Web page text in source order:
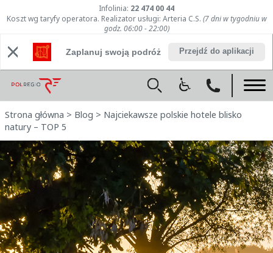
Infolinia: 22 474 00 44
Koszt wg taryfy operatora. Realizator usługi: Arteria C.S. (7 dni w tygodniu w
godz. 06:00 - 22:00)
Zaplanuj swoją podróż Przejdź do aplikacji
Strona główna > Blog > Najciekawsze polskie hotele blisko
natury – TOP 5